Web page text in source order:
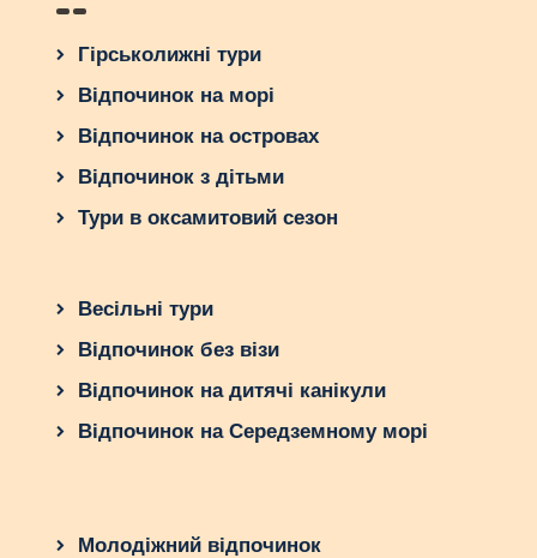
Гірськолижні тури
Відпочинок на морі
Відпочинок на островах
Відпочинок з дітьми
Тури в оксамитовий сезон
Весільні тури
Відпочинок без візи
Відпочинок на дитячі канікули
Відпочинок на Середземному морі
Молодіжний відпочинок